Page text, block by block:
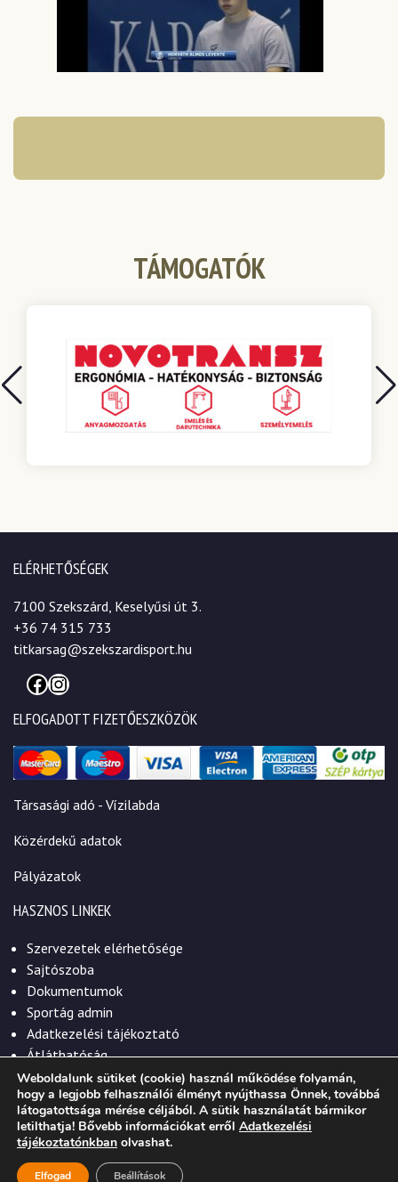
TÁMOGATÓK
ELÉRHETŐSÉGEK
7100 Szekszárd, Keselyűsi út 3.
+36 74 315 733
titkarsag@szekszardisport.hu
Facebook
Instagram
ELFOGADOTT FIZETŐESZKÖZÖK
Társasági adó - Vízilabda
Közérdekű adatok
Pályázatok
HASZNOS LINKEK
Szervezetek elérhetősége
Sajtószoba
Dokumentumok
Sportág admin
Adatkezelési tájékoztató
Átláthatóság
© 2026. Szekszárdi Sportközpont Nonprofit Kft.
Weboldalunk sütiket (cookie) használ működése folyamán,
hogy a legjobb felhasználói élményt nyújthassa Önnek, továbbá
látogatottsága mérése céljából. A sütik használatát bármikor
letilthatja! Bővebb információkat erről Adatkezelési
tájékoztatónkban olvashat.
Elfogad Beállítások